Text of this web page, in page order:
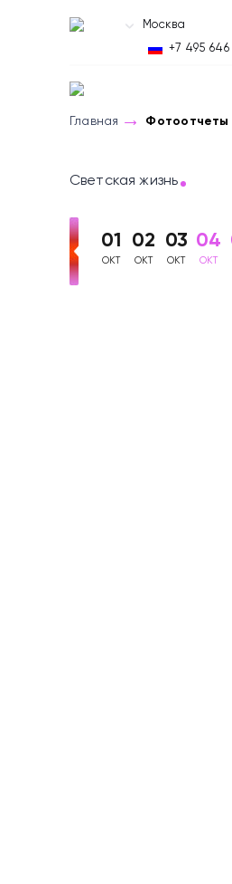
Москва
+7 495
Главная Фотоотчеты
Светская жизнь
01
ОКТ
02
ОКТ
03
ОКТ
04
ОКТ